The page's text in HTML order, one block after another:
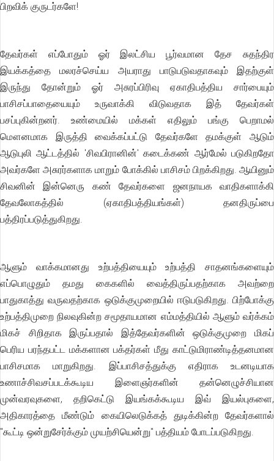
பிறவிக் குருடர்களே!
தேவர்கள் எப்போதும் ஓர் இலட்சிய பூர்வமான தேச சுதந்திர
இயக்கத்தை மலரச்செய்ய அயராது பாடுபடுவதாகவும் இதற்குள்
இருந்து தோன்றும் ஓர் அசுரப்பிரிவு ஏகாதிபத்திய சார்பையும்
பாசிசப்பாதையையும் உருவாக்கி விடுவதாக இத் தேவர்கள்
பசப்புகின்றனர். உண்மையில் மக்கள் எதிலும் பங்கு பெறாமல்
மௌனமாக இருத்தி வைக்கப்பட்டு தேவர்களே தமக்குள் ஆடும்
ஆடுபுலி ஆட்டத்தில் 'சிவபிரானின்' கடைக்கண் ஆர்மேல் படுகிறதோ
அவர்களே அசுரர்களாக மாறும் போக்கில் பாசிசம் பிறக்கிறது. ஆயினும்
சிவனின் இன்னெரு கண் தேவர்களை ஜனநாயக வாதிகளாக்கி
தேவலோகத்தில் (ஏகாதிபத்தியங்கள்) தனதிருப்பை
பத்திரப்படுத்துகிறது.
ஆளும் வாக்கமானது உற்பத்தியையும் உற்பத்தி சாதனங்களையும்
எப்பொழுதும் தமது கைகளில் வைத்திருப்பதற்காக அவற்றை
பாதுகாத்து வருவதற்காக ஒடுக்குமுறையில் ஈடுபடுகிறது. பிற்போக்கு
உற்பத்திமுறை நிலவுகின்ற சமூதாயமான எம்மத்தியில் ஆளும் வர்க்கம்
மிகச் சிறிதாக இருப்பதால் இத்தேவர்களின் ஒடுக்குமுறை மிகப்
பெரிய பரந்தபட்ட மக்களான பக்தர்கள் மீது காட்டுமிராண்டித்தனமான
பாசிசமாக மாறுகிறது. இப்பாசிசத்துக்கு எதிராக உடனடியாக
உணாச்சிவசப்படக்கூடிய இளைஞர்களின் தன்னெழுச்சியான
முன்வரவுகளை, தறிகெட்டு இயங்கக்கூடிய இவ் இயல்புகளை,
அதிகாரத்தை மீண்டும் கையிலெடுக்கத் துடிக்கின்ற தேவர்களால்
"கூட்டி ஒன்றுசேர்க்கும் முயற்சியென்று'' பத்தியம் போடப்படுகிறது.